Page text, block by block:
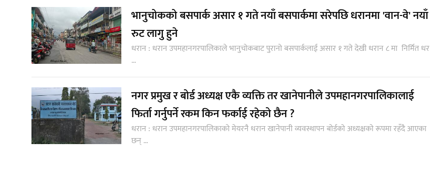
भानुचोकको बसपार्क असार १ गते नयाँ बसपार्कमा सरेपछि धरानमा 'वान-वे' नयाँ
रुट लागु हुने
धरान : धरान उपमहानगरपालिकाले भानुचोकबाट पुरानो बसपार्कलाई असार १ गते देखी धरान ८ मा निर्मित धर
...
नगर प्रमुख र बोर्ड अध्यक्ष एकै व्यक्ति तर खानेपानीले उपमहानगरपालिकालाई
फिर्ता गर्नुपर्ने रकम किन फर्काई रहेको छैन ?
धरान : धरान उपमहानगरपालिकाको मेयरनै धरान खानेपानी व्यवस्थापन बोर्डको अध्यक्षकाे रूपमा रहँदै आएका
छन् ...